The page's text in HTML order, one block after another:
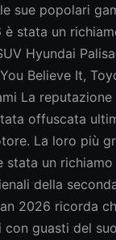
sue popolari
stata un
Hyundai
Believe It,
La
offuscata
La loro più
stata un
della
2026 ricorda
guasti del